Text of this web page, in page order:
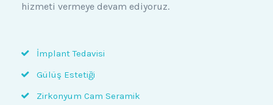
hizmeti vermeye devam ediyoruz.
İmplant Tedavisi
Gülüş Estetiği
Zirkonyum Cam Seramik